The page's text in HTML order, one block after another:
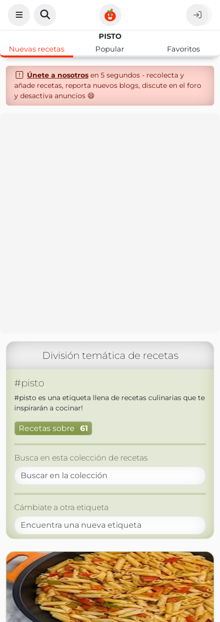
PISTO
Nuevas recetas
Popular Favoritos
Únete a nosotrosen 5 segundos - recolecta y
añade recetas, reporta nuevos blogs, discute en el foro
y desactiva anuncios 😄
División temática de recetas
#pisto
#pisto es una etiqueta llena de recetas culinarias que te
inspirarán a cocinar!
Recetas sobre 61
Busca en esta colección de recetas
Cámbiate a otra etiqueta